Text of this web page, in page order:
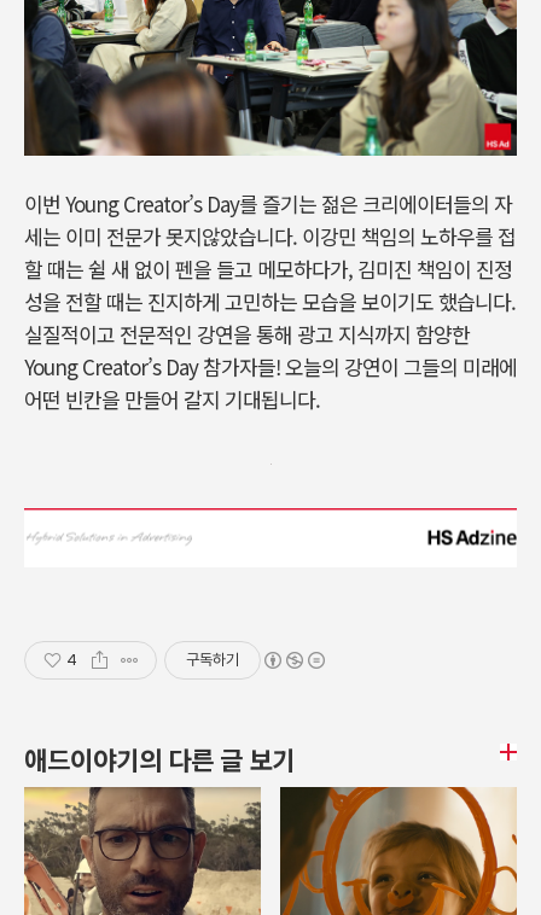
이번 Young Creator’s Day를 즐기는 젊은 크리에이터들의 자
세는 이미 전문가 못지않았습니다. 이강민 책임의 노하우를 접
할 때는 쉴 새 없이 펜을 들고 메모하다가, 김미진 책임이 진정
성을 전할 때는 진지하게 고민하는 모습을 보이기도 했습니다.
실질적이고 전문적인 강연을 통해 광고 지식까지 함양한
Young Creator’s Day 참가자들! 오늘의 강연이 그들의 미래에
어떤 빈칸을 만들어 갈지 기대됩니다.
4 구독하기
애드이야기의 다른 글 보기